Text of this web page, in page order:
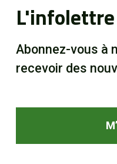
Abonnez-vous à
recevoir des